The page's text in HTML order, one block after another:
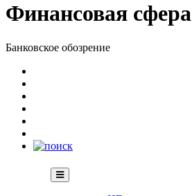
Финансовая сфера
Банковское обозрение